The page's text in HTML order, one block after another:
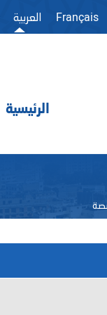
العربية Français
الرئيسية